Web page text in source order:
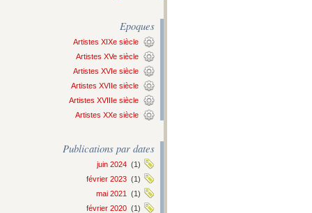
Epoques
Artistes XIXe siècle
Artistes XVe siècle
Artistes XVIe siècle
Artistes XVIIe siècle
Artistes XVIIIe siècle
Artistes XXe siècle
Publications par dates
juin 2024 (1)
février 2023 (1)
mai 2021
(1)
février 2020 (1)